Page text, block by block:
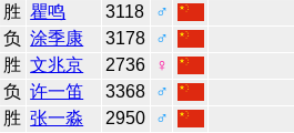
胜 瞿鸣 3118
♂
负 涂季康 3178
♂
胜 文兆京 2736
♀
负 许一笛 3368
♂
胜 张一淼 2950
♂